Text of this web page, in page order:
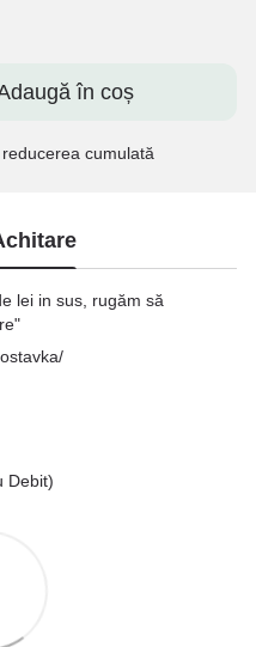
în coș
cumulată
lei in sus, rugăm să
Debit)